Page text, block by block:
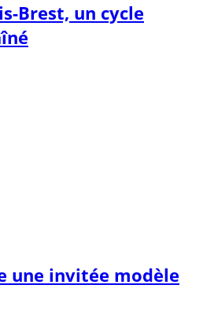
Brest, un cycle
une invitée modèle